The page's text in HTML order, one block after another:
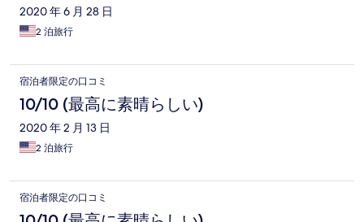
2020 年 6 月 28 日
2 泊旅行
宿泊者限定の口コミ
10/10 (最高に素晴らしい)
2020 年 2 月 13 日
2 泊旅行
宿泊者限定の口コミ